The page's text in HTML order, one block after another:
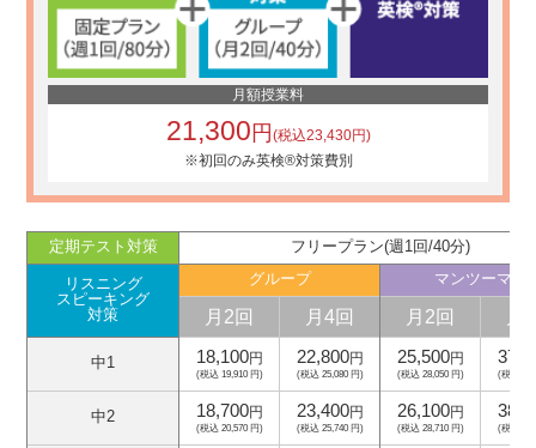
月額授業料
21,300円(税込23,430円)
※初回のみ英検®対策費別
定期テスト対策 フリープラン(週1回/40分)
リスニング
スピーキング
対策
グループ マンツーマン
月2回 月4回 月2回
中1 18,100円
(税込 19,910 円)
22,800円
(税込 25,080 円)
25,500円
(税込 28,050 円) (税込
中2 18,700円
(税込 20,570 円)
23,400円
(税込 25,740 円)
26,100円
(税込 28,710 円) (税込